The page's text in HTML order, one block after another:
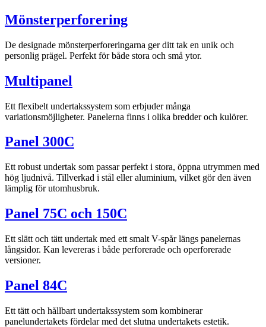
Mönsterperforering
De designade mönsterperforeringarna ger ditt tak en unik och
personlig prägel. Perfekt för både stora och små ytor.
Multipanel
Ett flexibelt undertakssystem som erbjuder många
variationsmöjligheter. Panelerna finns i olika bredder och kulörer.
Panel 300C
Ett robust undertak som passar perfekt i stora, öppna utrymmen med
hög ljudnivå. Tillverkad i stål eller aluminium, vilket gör den även
lämplig för utomhusbruk.
Panel 75C och 150C
Ett slätt och tätt undertak med ett smalt V-spår längs panelernas
långsidor. Kan levereras i både perforerade och operforerade
versioner.
Panel 84C
Ett tätt och hållbart undertakssystem som kombinerar
panelundertakets fördelar med det slutna undertakets estetik.